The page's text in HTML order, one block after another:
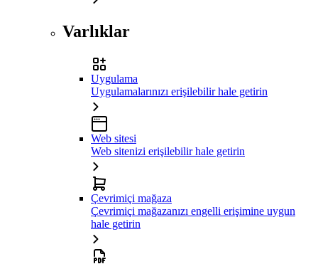
Varlıklar
Uygulama
Uygulamalarınızı erişilebilir hale getirin
Web sitesi
Web sitenizi erişilebilir hale getirin
Çevrimiçi mağaza
Çevrimiçi mağazanızı engelli erişimine uygun
hale getirin